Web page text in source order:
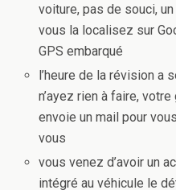
voiture, pas de souci,
vous la localisez sur
GPS embarqué
l’heure de la révision a
n’ayez rien à faire,
envoie un mail pour
vous
vous venez d’avoir un
intégré au véhicule le